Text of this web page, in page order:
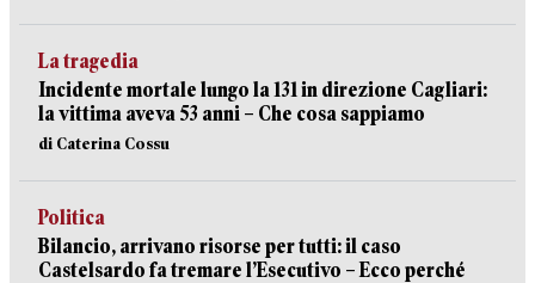
La tragedia
Incidente mortale lungo la 131 in direzione Cagliari:
la vittima aveva 53 anni – Che cosa sappiamo
di Caterina Cossu
Politica
Bilancio, arrivano risorse per tutti: il caso
Castelsardo fa tremare l’Esecutivo – Ecco perché